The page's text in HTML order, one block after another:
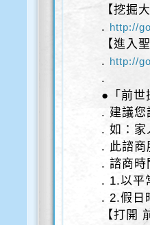
【挖掘
. http://
【進入
. http://
.
●「前世
. 建議您
. 如：家
. 此諮商
. 諮商時
. 1.以平
. 2.假日
【打開